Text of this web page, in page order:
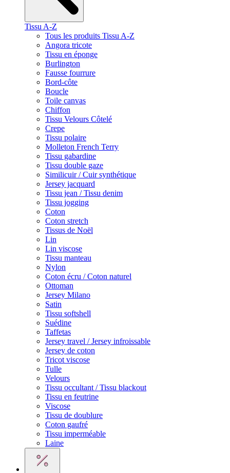
Tissu A-Z
Tous les produits Tissu A-Z
Angora tricote
Tissu en éponge
Burlington
Fausse fourrure
Bord-côte
Boucle
Toile canvas
Chiffon
Tissu Velours Côtelé
Crepe
Tissu polaire
Molleton French Terry
Tissu gabardine
Tissu double gaze
Similicuir / Cuir synthétique
Jersey jacquard
Tissu jean / Tissu denim
Tissu jogging
Coton
Coton stretch
Tissus de Noël
Lin
Lin viscose
Tissu manteau
Nylon
Coton écru / Coton naturel
Ottoman
Jersey Milano
Satin
Tissu softshell
Suédine
Taffetas
Jersey travel / Jersey infroissable
Jersey de coton
Tricot viscose
Tulle
Velours
Tissu occultant / Tissu blackout
Tissu en feutrine
Viscose
Tissu de doublure
Coton gaufré
Tissu imperméable
Laine